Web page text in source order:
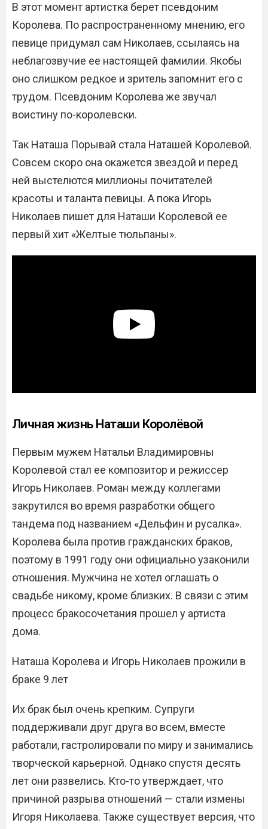
В этот момент артистка берет псевдоним
Королева. По распространенному мнению, его
певице придумал сам Николаев, ссылаясь на
неблагозвучие ее настоящей фамилии. Якобы
оно слишком редкое и зритель запомнит его с
трудом. Псевдоним Королева же звучал
воистину по-королевски.
Так Наташа Порывай стала Наташей Королевой.
Совсем скоро она окажется звездой и перед
ней выстелются миллионы почитателей
красоты и таланта певицы. А пока Игорь
Николаев пишет для Наташи Королевой ее
первый хит «Желтые тюльпаны».
Личная жизнь Наташи Королёвой
Первым мужем Натальи Владимировны
Королевой стал ее композитор и режиссер
Игорь Николаев. Роман между коллегами
закрутился во время разработки общего
тандема под названием «Дельфин и русалка».
Королева была против гражданских браков,
поэтому в 1991 году они официально узаконили
отношения. Мужчина не хотел оглашать о
свадьбе никому, кроме близких. В связи с этим
процесс бракосочетания прошел у артиста
дома.
Наташа Королева и Игорь Николаев прожили в
браке 9 лет
Их брак был очень крепким. Супруги
поддерживали друг друга во всем, вместе
работали, гастролировали по миру и занимались
творческой карьерной. Однако спустя десять
лет они развелись. Кто-то утверждает, что
причиной разрыва отношений — стали измены
Игоря Николаева. Также существует версия, что